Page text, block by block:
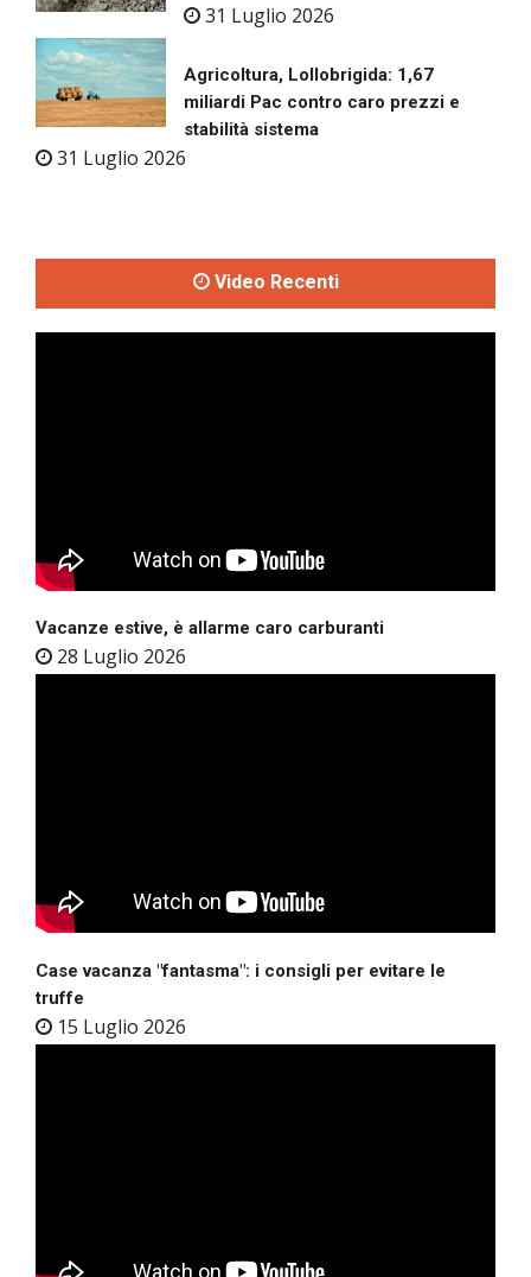
31 Luglio 2026
Agricoltura, Lollobrigida: 1,67
miliardi Pac contro caro prezzi e
stabilità sistema
31 Luglio 2026
Video Recenti
Vacanze estive, è allarme caro carburanti
28 Luglio 2026
Case vacanza "fantasma": i consigli per evitare le
truffe
15 Luglio 2026